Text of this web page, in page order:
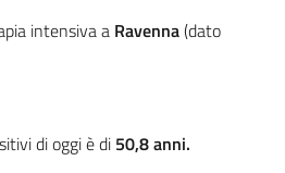
intensiva a Ravenna(dato
di oggi è di 50,8 anni.